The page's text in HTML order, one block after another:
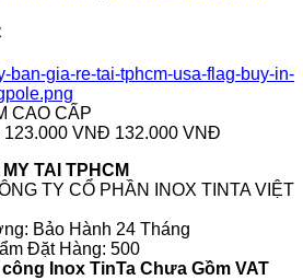
CAO CẤP
123.000 VNĐ 132.000 VNĐ
TAI TPHCM
TY CỔ PHẦN INOX TINTA VIỆT
Bảo Hành 24 Tháng
Đặt Hàng: 500
Inox TinTa Chưa Gồm VAT